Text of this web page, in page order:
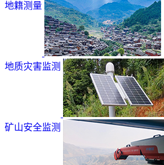
地籍测量
地质灾害监测
矿山安全监测